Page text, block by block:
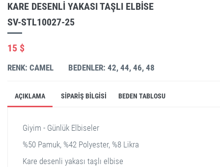
KARE DESENLI YAKASI TAŞLI ELBISE
SV-STL10027-25
15 $
RENK: CAMEL BEDENLER: 42, 44, 46, 48
AÇIKLAMA SIPARIŞ BILGISI BEDEN TABLOSU
Giyim - Günlük Elbiseler
%50 Pamuk, %42 Polyester, %8 Likra
Kare desenli yakası taşlı elbise